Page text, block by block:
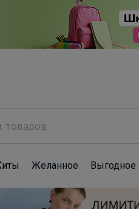
Желанное Выгодное